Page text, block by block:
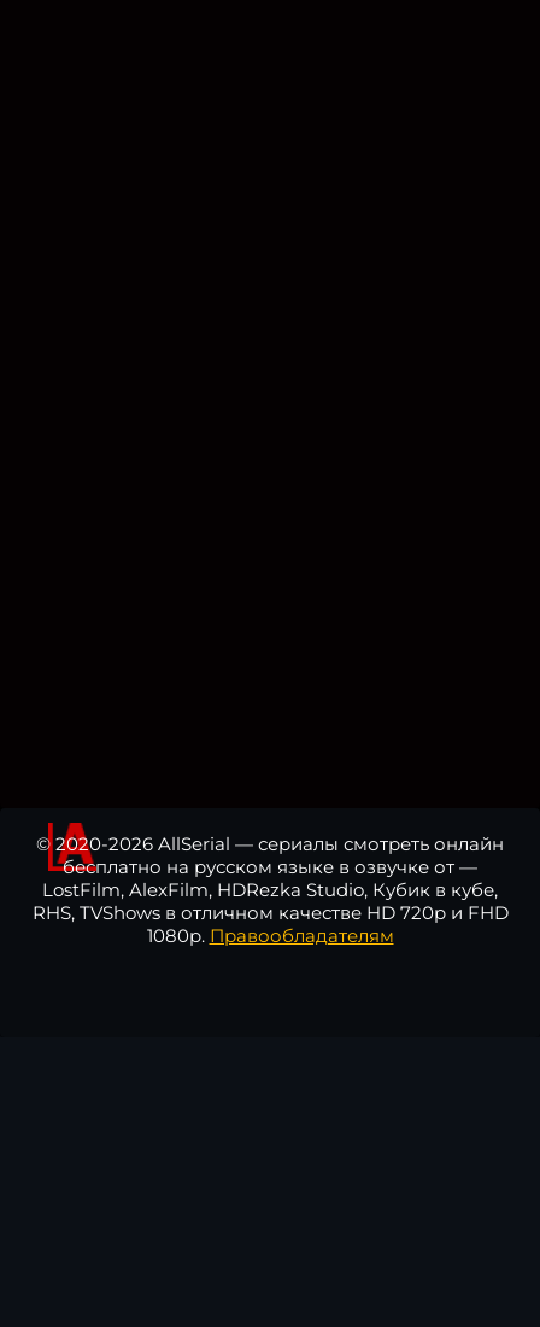
© 2020-2026 AllSerial — сериалы смотреть онлайн
бесплатно на русском языке в озвучке от —
LostFilm, AlexFilm, HDRezka Studio, Кубик в кубе,
RHS, TVShows в отличном качестве HD 720p и FHD
1080p. Правообладателям